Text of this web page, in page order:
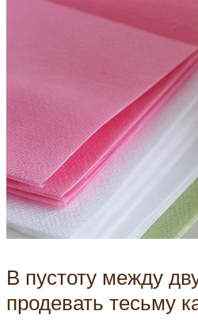
В пустоту между
продевать тесьму